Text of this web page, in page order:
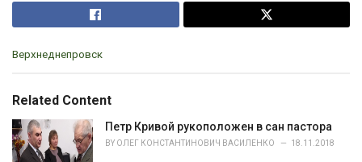
C
e
o
r
i
Верхнеднепровск
Related Content
Петр Кривой рукоположен в сан пастора
BY ОЛЕГ КОНСТАНТИНОВИЧ ВАСИЛЕНКО 18.11.2018